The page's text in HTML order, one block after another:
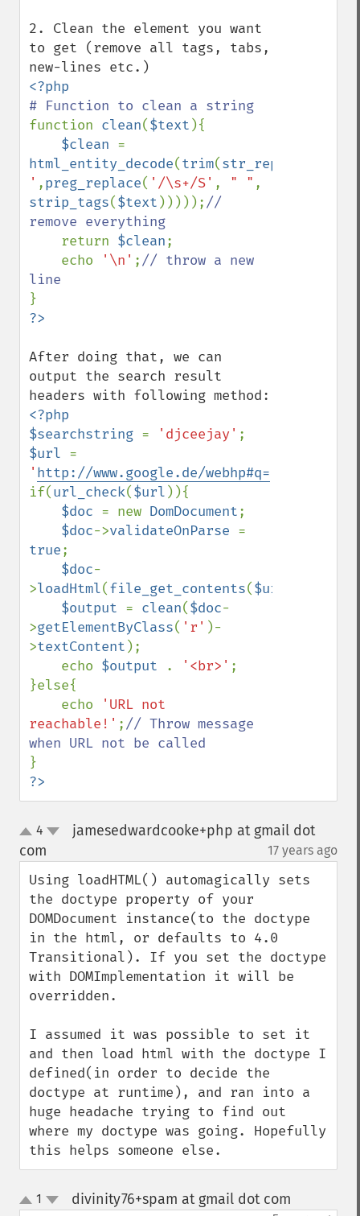
2. Clean the element you want
to get (remove all tags, tabs,
function clean($text ){
$clean
html_entity_decode(trim(str_replace
' ,preg_replace( '/\s+/S' , " "
strip_tags($text )))));//
remove everything
return $clean;
    echo
'\n' ;// throw a new
After doing that, we can
output the search result
<?php
$searchstring = 'djceejay'
$url
' http://www.google.de/webhp#q=
if(url_check($url )){
$doc = new DomDocument;
$doc->validateOnParse
true;
$doc-
>loadHtml(file_get_contents($url
$output = clean($doc-
>getElementByClass( 'r' )-
>textContent );
    echo
$output . '<br>' ;
}else{
    echo
'URL not
reachable!' ;// Throw message
?>
up4
jamesedwardcooke+php at gmail dot
com
17 years ago
Using loadHTML() automagically sets
the doctype property of your
DOMDocument instance(to the doctype
in the html, or defaults to 4.0
Transitional). If you set the doctype
with DOMImplementation it will be
overridden.
I assumed it was possible to set it
and then load html with the doctype I
defined(in order to decide the
doctype at runtime), and ran into a
huge headache trying to find out
where my doctype was going. Hopefully
this helps someone else.
up
1 divinity76+spam at gmail dot com